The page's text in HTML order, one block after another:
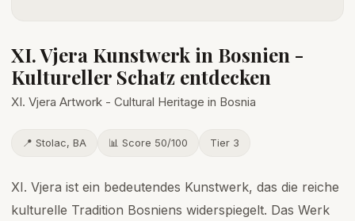
XI. Vjera Kunstwerk in Bosnien -
Kultureller Schatz entdecken
XI. Vjera Artwork - Cultural Heritage in Bosnia
📍 Stolac, BA 📊 Score 50/100 Tier 3
XI. Vjera ist ein bedeutendes Kunstwerk, das die reiche
kulturelle Tradition Bosniens widerspiegelt. Das Werk